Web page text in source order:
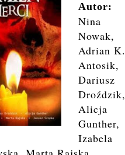
Autor:
Nina
Nowak,
Adrian K.
Antosik,
Dariusz
Droździk,
Alicja
Gunther,
Izabela